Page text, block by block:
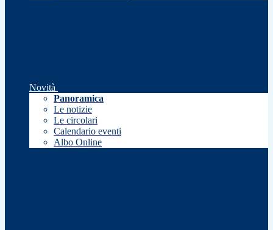
Novità
Panoramica
Le notizie
Le circolari
Calendario eventi
Albo Online